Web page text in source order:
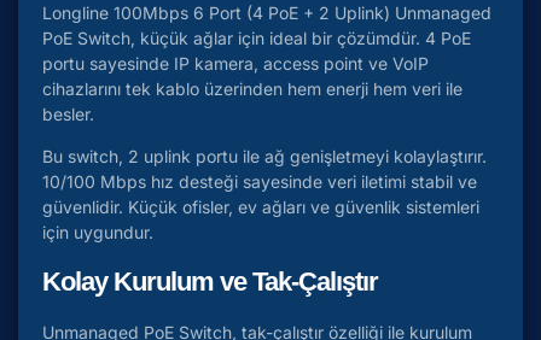
Longline 100Mbps 6 Port (4 PoE + 2 Uplink) Unmanaged
PoE Switch, küçük ağlar için ideal bir çözümdür. 4 PoE
portu sayesinde IP kamera, access point ve VoIP
cihazlarını tek kablo üzerinden hem enerji hem veri ile
besler.
Bu switch, 2 uplink portu ile ağ genişletmeyi kolaylaştırır.
10/100 Mbps hız desteği sayesinde veri iletimi stabil ve
güvenlidir. Küçük ofisler, ev ağları ve güvenlik sistemleri
için uygundur.
Kolay Kurulum ve Tak-Çalıştır
Unmanaged PoE Switch, tak-çalıştır özelliği ile kurulum